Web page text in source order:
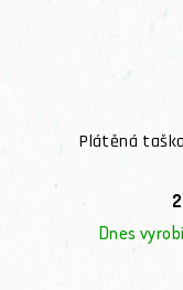
Plátěná
Dnes